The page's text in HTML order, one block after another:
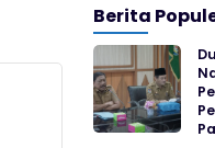
Berita